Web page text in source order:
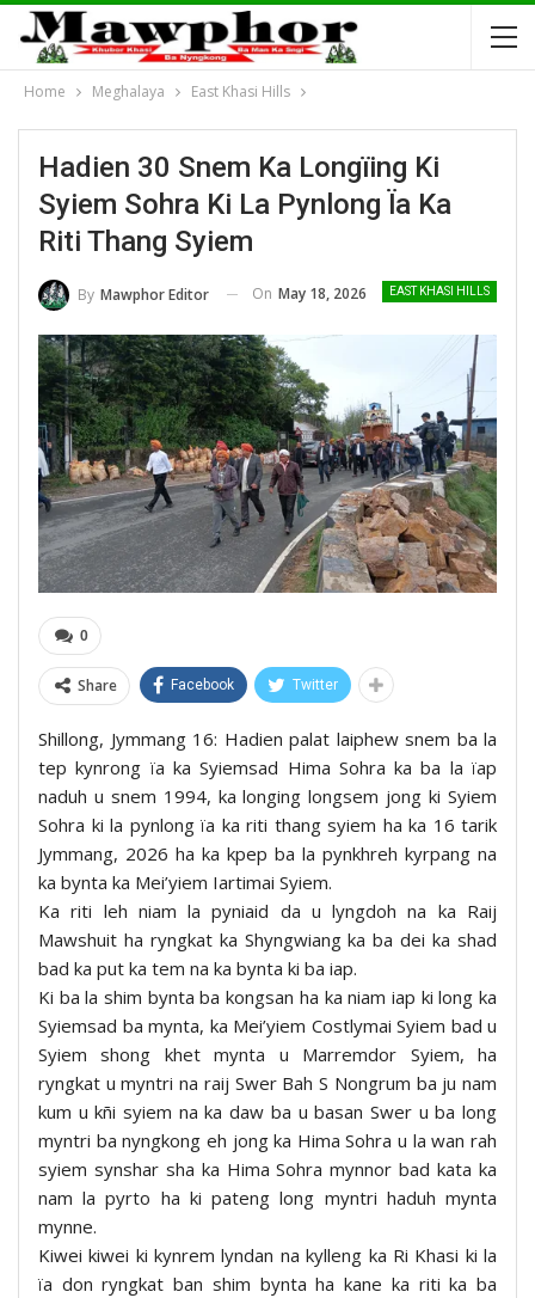
Home Meghalaya East Khasi Hills
Hadien 30 Snem Ka Longïing Ki
Syiem Sohra Ki La Pynlong Ïa Ka
Riti Thang Syiem
EAST KHASI HILLS
By Mawphor Editor On May 18, 2026
0
Share Facebook Twitter
Shillong, Jymmang 16: Hadien palat laiphew snem ba la
tep kynrong ïa ka Syiemsad Hima Sohra ka ba la ïap
naduh u snem 1994, ka longing longsem jong ki Syiem
Sohra ki la pynlong ïa ka riti thang syiem ha ka 16 tarik
Jymmang, 2026 ha ka kpep ba la pynkhreh kyrpang na
ka bynta ka Mei’yiem Iartimai Syiem.
Ka riti leh niam la pyniaid da u lyngdoh na ka Raij
Mawshuit ha ryngkat ka Shyngwiang ka ba dei ka shad
bad ka put ka tem na ka bynta ki ba iap.
Ki ba la shim bynta ba kongsan ha ka niam iap ki long ka
Syiemsad ba mynta, ka Mei’yiem Costlymai Syiem bad u
Syiem shong khet mynta u Marremdor Syiem, ha
ryngkat u myntri na raij Swer Bah S Nongrum ba ju nam
kum u kñi syiem na ka daw ba u basan Swer u ba long
myntri ba nyngkong eh jong ka Hima Sohra u la wan rah
syiem synshar sha ka Hima Sohra mynnor bad kata ka
nam la pyrto ha ki pateng long myntri haduh mynta
mynne.
Kiwei kiwei ki kynrem lyndan na kylleng ka Ri Khasi ki la
ïa don ryngkat ban shim bynta ha kane ka riti ka ba